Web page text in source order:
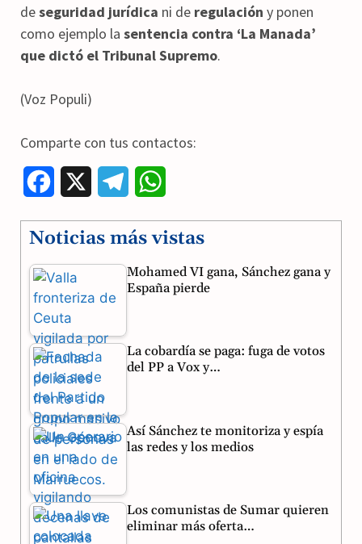
deseguridad jurídica ni de regulación y ponen
como ejemplo la sentencia contra ‘La Manada’
que dictó el Tribunal Supremo.
(Voz Populi)
Comparte con tus contactos:
c
e
b
o
o
k
l
e
a
a
t
p
Noticias más vistas
Mohamed VI gana, Sánchez gana y
España pierde
La cobardía se paga: fuga de votos
del PP a Vox y…
Así Sánchez te monitoriza y espía
las redes y los medios
Los comunistas de Sumar quieren
eliminar más oferta…